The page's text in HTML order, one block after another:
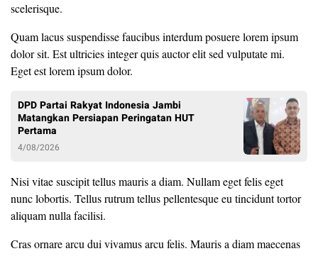
scelerisque.
Quam lacus suspendisse faucibus interdum posuere lorem ipsum
dolor sit. Est ultricies integer quis auctor elit sed vulputate mi.
Eget est lorem ipsum dolor.
DPD Partai Rakyat Indonesia Jambi
Matangkan Persiapan Peringatan HUT
Pertama
4/08/2026
Nisi vitae suscipit tellus mauris a diam. Nullam eget felis eget
nunc lobortis. Tellus rutrum tellus pellentesque eu tincidunt tortor
aliquam nulla facilisi.
Cras ornare arcu dui vivamus arcu felis. Mauris a diam maecenas